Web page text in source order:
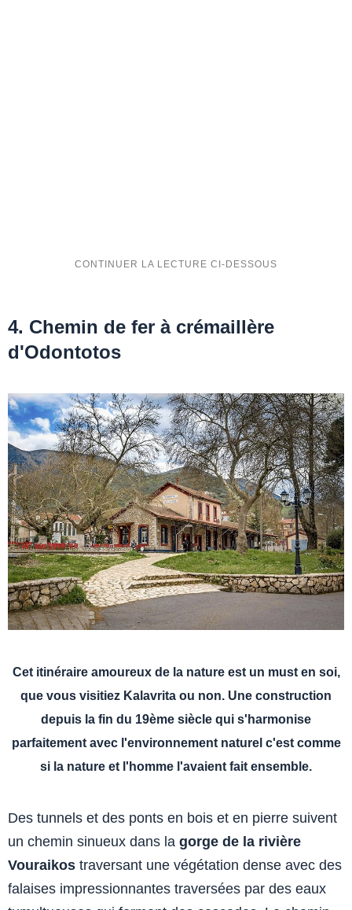
4. Chemin de fer à crémaillère
d'Odontotos
Cet itinéraire amoureux de la nature est un must en soi,
que vous visitiez Kalavrita ou non. Une construction
depuis la fin du 19ème siècle qui s'harmonise
parfaitement avec l'environnement naturel c'est comme
si la nature et l'homme l'avaient fait ensemble.
Des tunnels et des ponts en bois et en pierre suivent
un chemin sinueux dans la gorge de la rivière
Vouraikos traversant une végétation dense avec des
falaises impressionnantes traversées par des eaux